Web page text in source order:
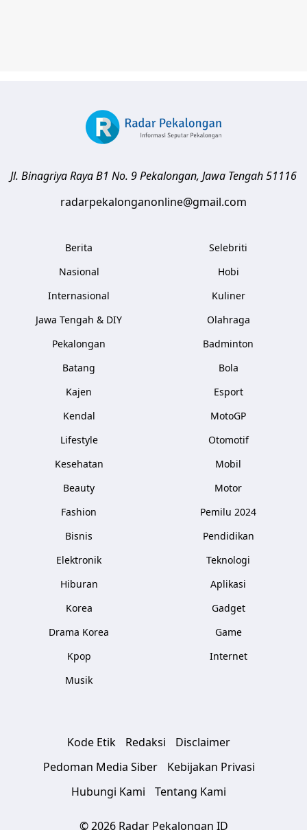
Jl. Binagriya Raya B1 No. 9Pekalongan, Jawa Tengah51116
radarpekalonganonline@gmail.com
Berita
Nasional
Internasional
Jawa Tengah & DIY
Pekalongan
Batang
Kajen
Kendal
Lifestyle
Kesehatan
Beauty
Fashion
Bisnis
Elektronik
Hiburan
Korea
Drama Korea
Kpop
Musik
Selebriti
Hobi
Kuliner
Olahraga
Badminton
Bola
Esport
MotoGP
Otomotif
Mobil
Motor
Pemilu 2024
Pendidikan
Teknologi
Aplikasi
Gadget
Game
Internet
Kode Etik Redaksi
Disclaimer
Pedoman Media Siber
Kebijakan Privasi
Hubungi Kami
Tentang Kami
© 2026 Radar Pekalongan ID